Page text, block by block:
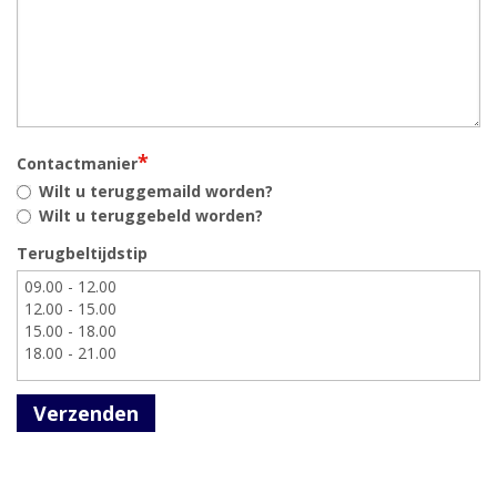
Contactmanier*
Wilt u teruggemaild worden?
Wilt u teruggebeld worden?
Terugbeltijdstip
Verzenden